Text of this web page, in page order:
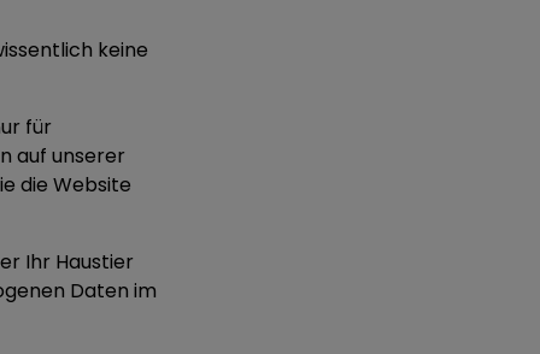
keine
für
auf unserer
die Website
Ihr Haustier
Daten im